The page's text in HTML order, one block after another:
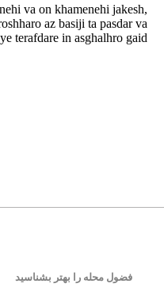
فضول محله را بهتر بشناسید